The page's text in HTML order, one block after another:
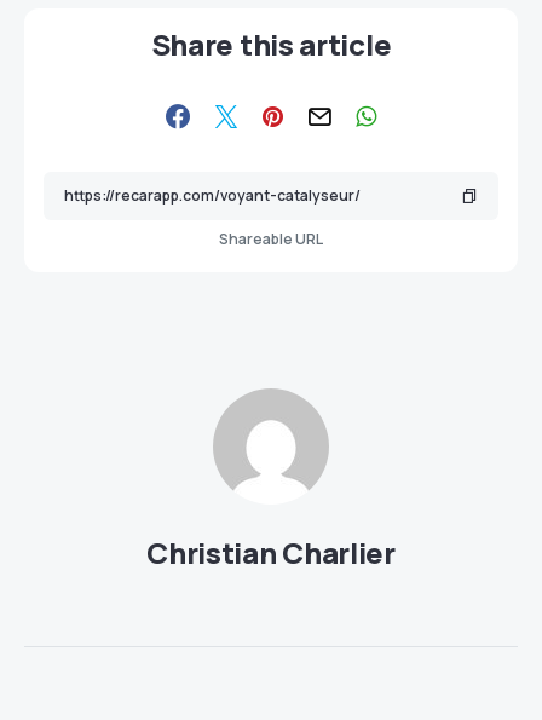
Share this article
Shareable URL
Christian Charlier